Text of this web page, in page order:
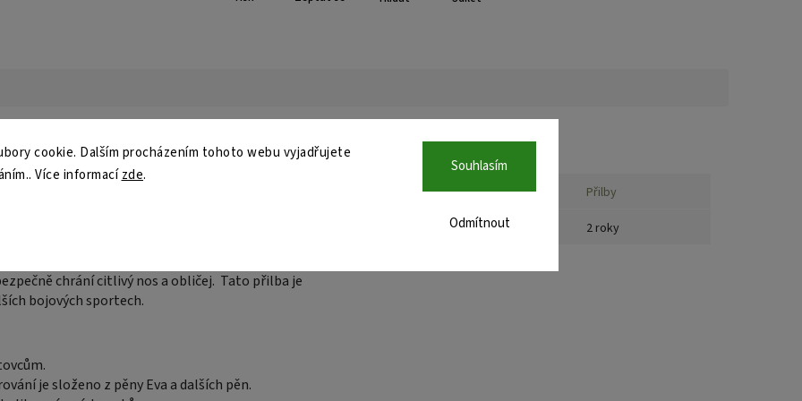
cookie. Dalším procházením tohoto webu vyjadřujete
Více informacízde.
Odmítnout
Souhlasím
NP s ochranou nosu je velmi dobře
padne na hlavu a neotáčí se a její průhled
přilba neomezuje, jakkoliv ve výhledu a velmi
výrobku. Přilba se dodává v univerzální velikosti,
nastavitelným prvkům zapínání. Přední část
chrání citlivý nos a obličej. Tato přilba je
bojových sportech.
je složeno z pěny Eva a dalších pěn.
Doplňkové parametry
Kategorie:
Přilby
2 roky